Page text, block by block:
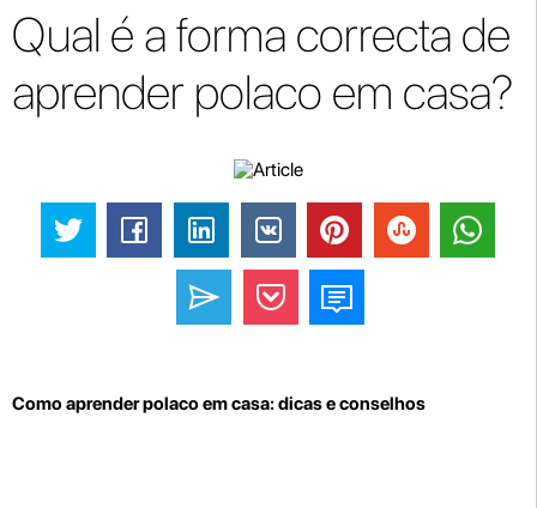
Qual é a forma correcta de
aprender polaco em casa?
Como aprender polaco em casa: dicas e conselhos